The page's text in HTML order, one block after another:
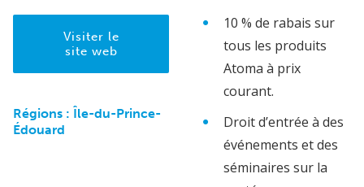
Visiter le
site web
Régions : Île-du-Prince-
Édouard
10 % de rabais sur
tous les produits
Atoma à prix
courant.
Droit d’entrée à des
événements et des
séminaires sur la